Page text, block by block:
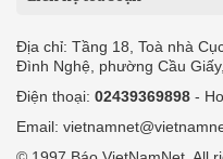
Địa chỉ: Tầng 18, Toà nhà
Đình Nghệ, phường Cầu
Điện thoại: 02439369898 -
Email: